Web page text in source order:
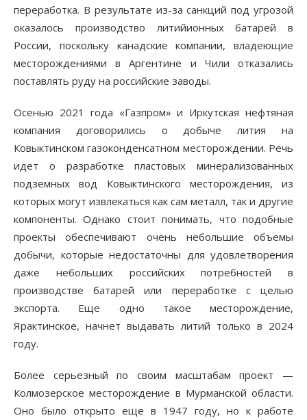
переработка. В результате из-за санкций под угрозой
оказалось производство литийионных батарей в
России, поскольку канадские компании, владеющие
месторождениями в Аргентине и Чили отказались
поставлять руду на российские заводы.
Осенью 2021 года «Газпром» и Иркутская нефтяная
компания договорились о добыче лития на
Ковыктинском газоконденсатном месторождении. Речь
идет о разработке пластовых минерализованных
подземных вод Ковыктинского месторождения, из
которых могут извлекаться как сам металл, так и другие
компоненты. Однако стоит понимать, что подобные
проекты обеспечивают очень небольшие объемы
добычи, которые недостаточны для удовлетворения
даже небольших российских потребностей в
производстве батарей или переработке с целью
экспорта. Еще одно такое месторождение,
Ярактинское, начнет выдавать литий только в 2024
году.
Более серьезный по своим масштабам проект —
Колмозерское месторождение в Мурманской области.
Оно было открыто еще в 1947 году, но к работе